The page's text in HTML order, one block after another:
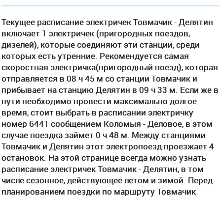
Текущее расписание электричек Товмачик - Делятин
включает 1 электричек (пригородных поездов,
дизелей), которые соединяют эти станции, среди
которых есть утренние. Рекомендуется самая
скоростная электричка(пригородный поезд), которая
отправляется в 08 ч 45 м со станции Товмачик и
прибывает на станцию Делятин в 09 ч 33 м. Если же в
пути необходимо провести максимально долгое
время, стоит выбрать в расписании электричку
номер 6441 сообщением Коломыя - Деловое, в этом
случае поездка займет 0 ч 48 м. Между станциями
Товмачик и Делятин этот электропоезд проезжает 4
остановок. На этой странице всегда можно узнать
расписание электричек Товмачик - Делятин, в том
числе сезонное, действующее летом и зимой. Перед
планированием поездки по маршруту Товмачик